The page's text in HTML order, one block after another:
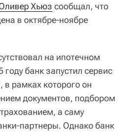
Хьюз сообщал, что
в октябре-ноябре
на ипотечном
году банк запустил сервис
рамках которого он
документов, подбором
а саму
партнеры. Однако банк